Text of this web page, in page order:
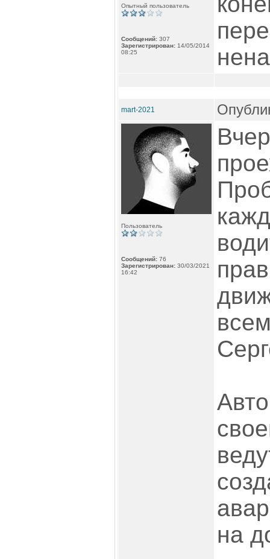
Опытный пользователь
Сообщений: 307
Зарегистрирован: 14/05/2014
08:25
mart-2021
Пользователь
Сообщений: 76
Зарегистрирован: 30/03/2021
16:42
на